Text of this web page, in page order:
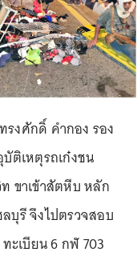
รงศักดิ์ คำกอง รอง
ติเหตุรถเก๋งชน
ขาเข้าสัตหีบ หลัก
บุรี จึงไปตรวจสอบ
ะเบียน 6 กฬ 703